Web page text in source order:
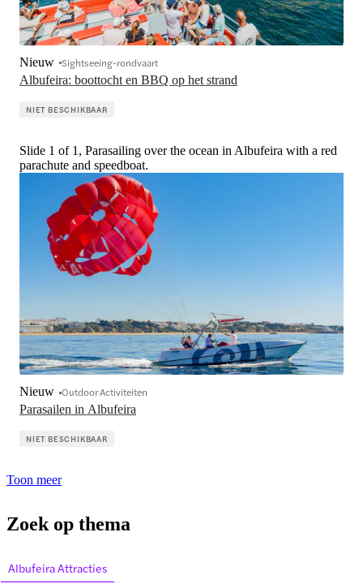
Albufeira: boottocht en BBQ op het strand
Nieuw Sightseeing-rondvaart
NIET BESCHIKBAAR
Slide 1 of 1, Parasailing over the ocean in Albufeira with a red
parachute and speedboat.
Parasailen in Albufeira
Nieuw Outdoor Activiteiten
NIET BESCHIKBAAR
Toon meer
Zoek op thema
Albufeira Attracties